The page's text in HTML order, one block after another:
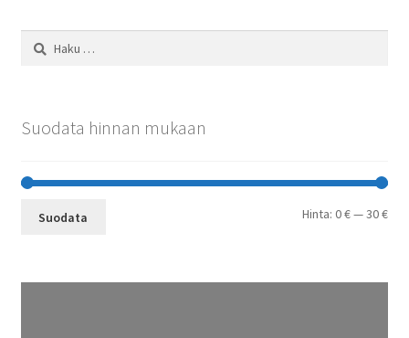
Haku:
Suodata hinnan mukaan
Suodata Hinta:0 €—30 €